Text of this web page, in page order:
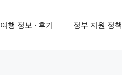
여행 정보 · 후기 정부 지원 정책